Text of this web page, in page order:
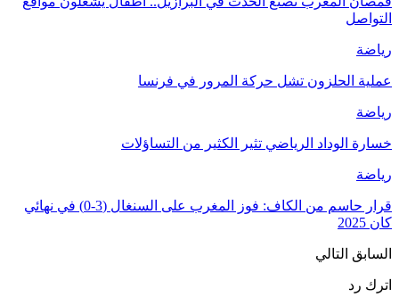
التواصل
رياضة
عملية الحلزون تشل حركة المرور في فرنسا
رياضة
خسارة الوداد الرياضي تثير الكثير من التساؤلات
رياضة
قرار حاسم من الكاف: فوز المغرب على السنغال (3-0) في نهائي
كان 2025
السابق التالي
اترك رد